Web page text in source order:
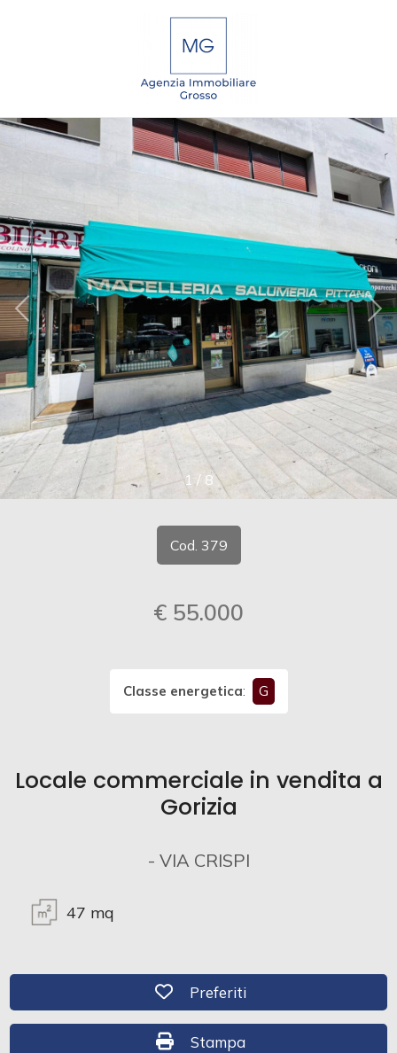
1 / 8
Cod. 379
€ 55.000
Classe energetica: G
Locale commerciale in vendita a
Gorizia
- VIA CRISPI
47 mq
Preferiti: Cod. 379
Preferiti
Stampa: Cod. 379
Stampa
SL
CHI
SIAMO
IMMOBILI
SERVIZI
CONTATTI
Contratto
Vendita
Affitto
Scegli
dove
cercare
Provincia
Comune
Residenziali
Prezzo